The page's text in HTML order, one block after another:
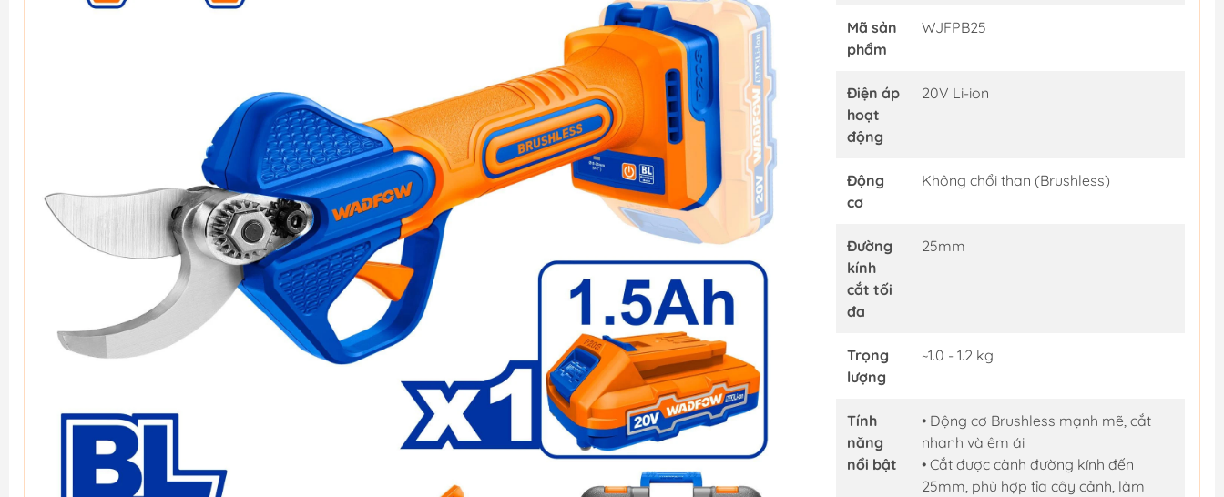
Mã sản
phẩm
WJFPB25
Điện áp
hoạt
động
20V Li-ion
Động
cơ
Không chổi than (Brushless)
Đường
kính
cắt tối
đa
25mm
Trọng
lượng
~1.0 - 1.2 kg
Tính
năng
nổi bật
• Động cơ Brushless mạnh mẽ, cắt
nhanh và êm ái
• Cắt được cành đường kính đến
25mm, phù hợp tỉa cây cảnh, làm